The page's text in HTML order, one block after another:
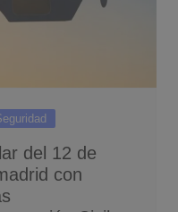
del 12 de
con